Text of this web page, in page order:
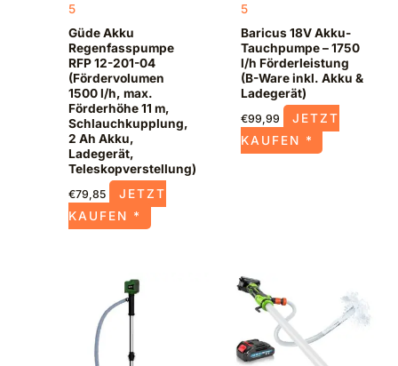
5
Güde Akku
Regenfasspumpe
RFP 12-201-04
(Fördervolumen
1500 l/h, max.
Förderhöhe 11 m,
Schlauchkupplung,
2 Ah Akku,
Ladegerät,
Teleskopverstellung)
€79,85
JETZT
KAUFEN *
5
Baricus 18V Akku-
Tauchpumpe – 1750
l/h Förderleistung
(B-Ware inkl. Akku &
Ladegerät)
€99,99
JETZT
KAUFEN *